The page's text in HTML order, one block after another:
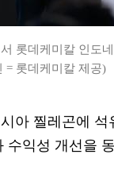
롯데케미칼 인도
= 롯데케미칼 제공)
아 찔레곤에 석
익성 개선을